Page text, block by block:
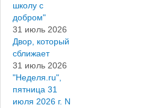
школу с
добром"
31 июль 2026
Двор, который
сближает
31 июль 2026
"Неделя.ru",
пятница 31
июля 2026 г. N